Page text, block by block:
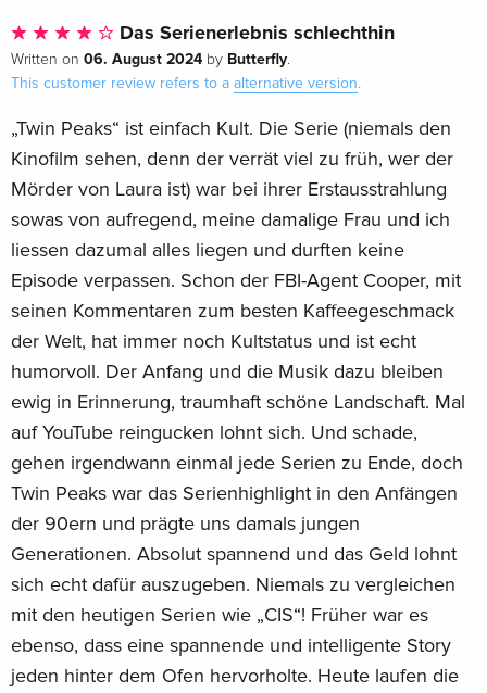
Das Serienerlebnis schlechthin
Written on 06. August 2024 by Butterfly.
This customer review refers to a alternative version.
„Twin Peaks“ ist einfach Kult. Die Serie (niemals den
Kinofilm sehen, denn der verrät viel zu früh, wer der
Mörder von Laura ist) war bei ihrer Erstausstrahlung
sowas von aufregend, meine damalige Frau und ich
liessen dazumal alles liegen und durften keine
Episode verpassen. Schon der FBI-Agent Cooper, mit
seinen Kommentaren zum besten Kaffeegeschmack
der Welt, hat immer noch Kultstatus und ist echt
humorvoll. Der Anfang und die Musik dazu bleiben
ewig in Erinnerung, traumhaft schöne Landschaft. Mal
auf YouTube reingucken lohnt sich. Und schade,
gehen irgendwann einmal jede Serien zu Ende, doch
Twin Peaks war das Serienhighlight in den Anfängen
der 90ern und prägte uns damals jungen
Generationen. Absolut spannend und das Geld lohnt
sich echt dafür auszugeben. Niemals zu vergleichen
mit den heutigen Serien wie „CIS“! Früher war es
ebenso, dass eine spannende und intelligente Story
jeden hinter dem Ofen hervorholte. Heute laufen die